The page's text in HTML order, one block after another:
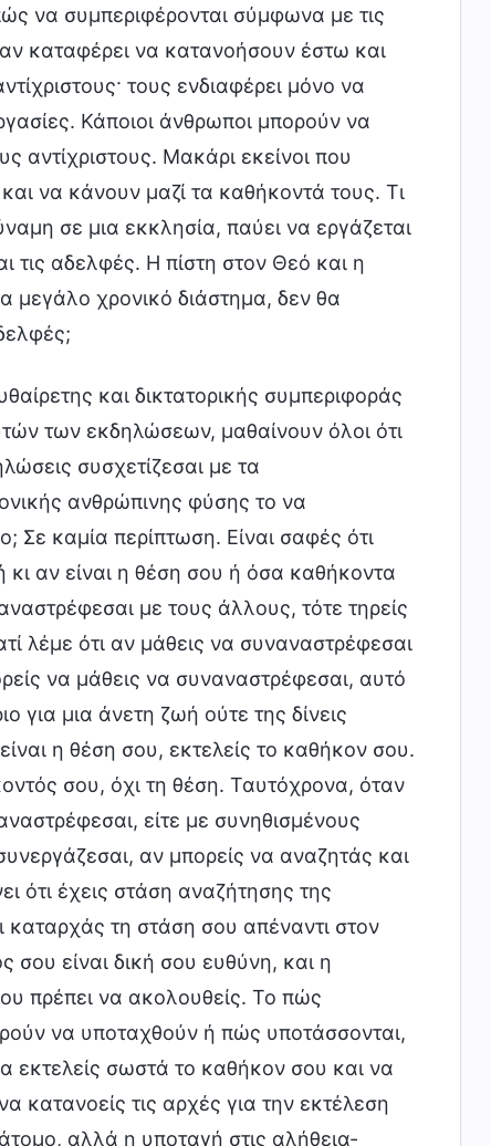
να συμπεριφέρονται σύμφωνα με τις
καταφέρει να κατανοήσουν έστω και
τους ενδιαφέρει μόνο να
Κάποιοι άνθρωποι μπορούν να
αντίχριστους. Μακάρι εκείνοι που
να κάνουν μαζί τα καθήκοντά τους. Τι
σε μια εκκλησία, παύει να εργάζεται
τις αδελφές. Η πίστη στον Θεό και η
μεγάλο χρονικό διάστημα, δεν θα
και δικτατορικής συμπεριφοράς
των εκδηλώσεων, μαθαίνουν όλοι ότι
συσχετίζεσαι με τα
ανθρώπινης φύσης το να
Σε καμία περίπτωση. Είναι σαφές ότι
κι αν είναι η θέση σου ή όσα καθήκοντα
με τους άλλους, τότε τηρείς
λέμε ότι αν μάθεις να συναναστρέφεσαι
να μάθεις να συναναστρέφεσαι, αυτό
για μια άνετη ζωή ούτε της δίνεις
η θέση σου, εκτελείς το καθήκον σου.
σου, όχι τη θέση. Ταυτόχρονα, όταν
είτε με συνηθισμένους
αν μπορείς να αναζητάς και
ότι έχεις στάση αναζήτησης της
καταρχάς τη στάση σου απέναντι στον
σου είναι δική σου ευθύνη, και η
πρέπει να ακολουθείς. Το πώς
να υποταχθούν ή πώς υποτάσσονται,
εκτελείς σωστά το καθήκον σου και να
κατανοείς τις αρχές για την εκτέλεση
αλλά η υποταγή στις αλήθεια-